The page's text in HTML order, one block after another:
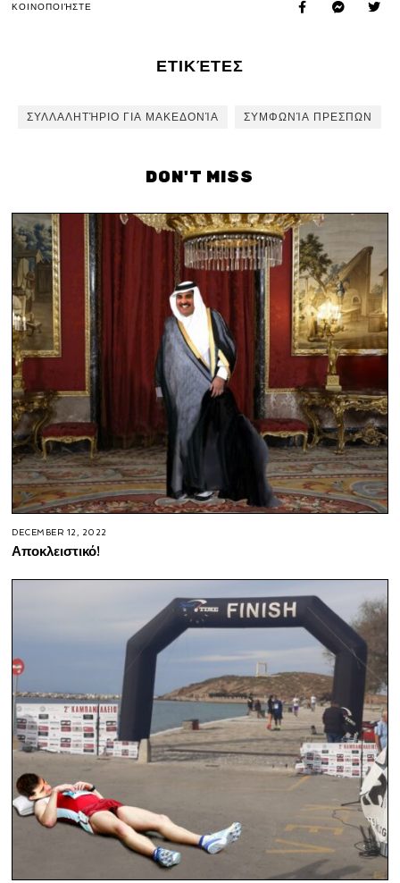
ΚΟΙΝΟΠΟΙΉΣΤΕ
ΕΤΙΚΈΤΕΣ
ΣΥΛΛΑΛΗΤΉΡΙΟ ΓΙΑ ΜΑΚΕΔΟΝΊΑ ΣΥΜΦΩΝΊΑ ΠΡΕΣΠΩΝ
DON'T MISS
DECEMBER 12, 2022
Αποκλειστικό!